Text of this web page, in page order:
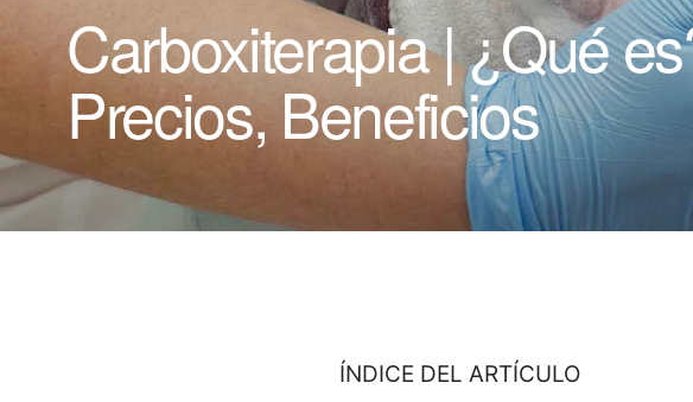
Carboxiterapia | ¿Qué
Precios, Beneficios
ÍNDICE DEL ARTÍCULO